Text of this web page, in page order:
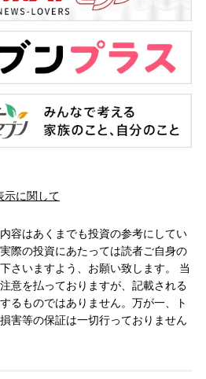
示に関して
容はあくまでも投資の参考にしてい
際の投資にあたっては読者ご自身の
さいますよう、お願い致します。 当
意を払っておりますが、記載される
るものではありません。万が一、ト
害等の保証は一切行っておりません